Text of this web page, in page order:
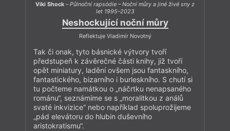
Viki Shock –Půlnoční rapsódie – Noční můry a jiné živé sny z
let 1995–2023
Neshockující noční můry
Reflektuje Vladimír Novotný
Tak či onak, tyto básnické výtvory tvoří
předstupeň k závěrečné části knihy, již tvoří
opět miniatury, ladění ovšem jsou fantaskního,
fantastického, bizarního i burleskního. S chutí si
tu počteme namátkou o „náčrtku nenapsaného
románu“, seznámíme se s „moralitkou z análů
svaté inkvizice“ nebo například spoluprožijeme
„pád elevátoru do hlubin duševního
aristokratismu“.